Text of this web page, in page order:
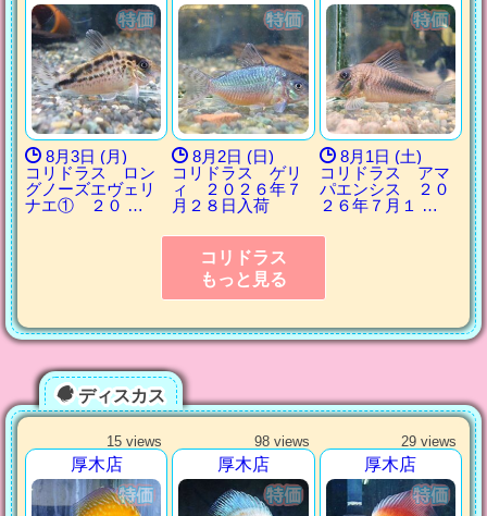
8月3日 (月)
コリドラス ロン
グノーズエヴェリ
ナエ① ２０ …
8月2日 (日)
コリドラス ゲリ
ィ ２０２６年７
月２８日入荷
8月1日 (土)
コリドラス アマ
パエンシス ２０
２６年７月１ …
コリドラス
もっと見る
ディスカス
15 views
厚木店
98 views
厚木店
29 views
厚木店